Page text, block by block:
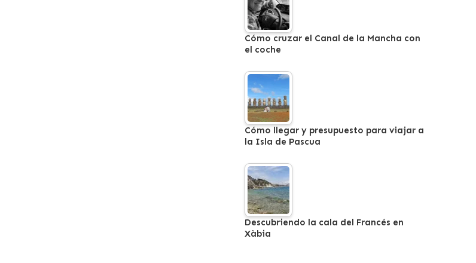
Cómo cruzar el Canal de la Mancha con
el coche
Cómo llegar y presupuesto para viajar a
la Isla de Pascua
Descubriendo la cala del Francés en
Xàbia